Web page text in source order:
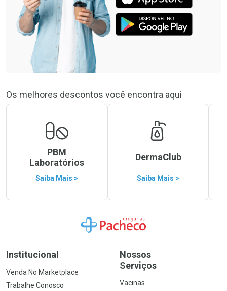
Os melhores descontos você encontra aqui
PBM
Laboratórios
Saiba Mais >
DermaClub
Saiba Mais >
Ir para a Home
Institucional
Venda No Marketplace
Trabalhe Conosco
Nossos
Serviços
Vacinas